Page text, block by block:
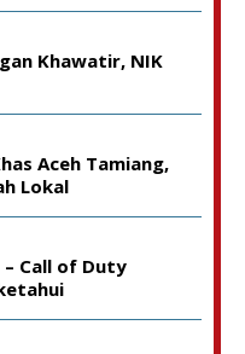
Khawatir, NIK
Aceh Tamiang,
Lokal
– Call of Duty